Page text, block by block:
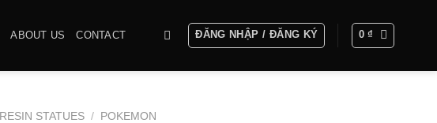
ABOUT US CONTACT ĐĂNG NHẬP / ĐĂNG KÝ 0₫
RESIN STATUES / POKEMON